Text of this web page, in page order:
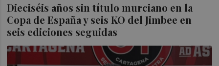
Dieciséis años sin título murciano en la
Copa de España y seis KO del Jimbee en
seis ediciones seguidas